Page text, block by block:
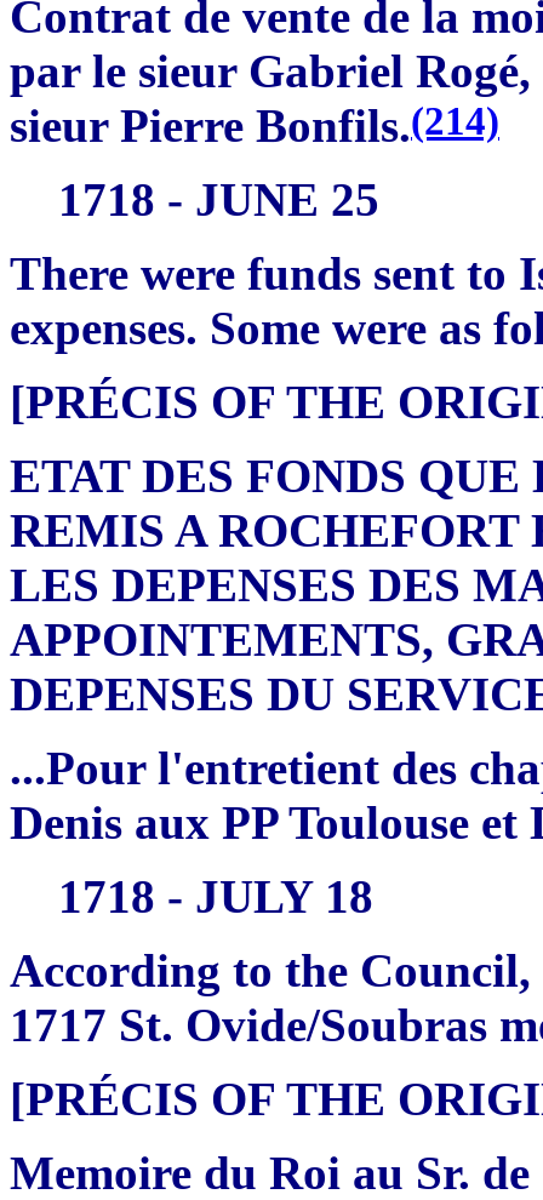
Contrat de vente de la
par le sieur Gabriel
sieur Pierre Bonfils.(214)
1718 - JUNE 25
There were funds sent to
expenses. Some were as
[PRÉCIS OF THE
ETAT DES FONDS
REMIS A ROCHEFORT
LES DEPENSES DES
APPOINTEMENTS,
DEPENSES DU
...Pour l'entretient des
Denis aux PP Toulouse
1718 - JULY 18
According to the Council,
1717 St. Ovide/Soubras
[PRÉCIS OF THE
Memoire du Roi au Sr.